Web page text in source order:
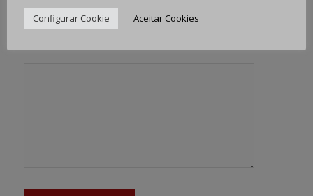
Configurar Cookie Aceitar Cookies